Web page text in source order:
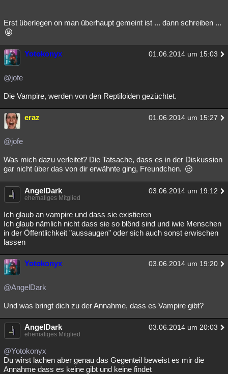
Erst überlegen on man überhaupt gemeint ist ... dann schreiben ...
Yotokonyx 01.06.2014 um 15:03
@jofe
Die Vampire, werden von den Reptiloiden gezüchtet.
eraz 01.06.2014 um 15:27
@jofe
Was mich dazu verleitet? Die Tatsache, dass es in der Diskussion
gar nicht über das von dir erwähnte ging, Freundchen.
AngelDark 03.06.2014 um 19:12
ehemaliges Mitglied
Ich glaub an vampire und dass sie existieren
Ich glaub nämlich nicht dass sie so blönd sind und iwie Menschen
in der Öffentlichkeit "aussaugen" oder sich auch sonst erwischen
lassen
Yotokonyx 03.06.2014 um 19:20
@AngelDark
Und was bringt dich zu der Annahme, dass es Vampire gibt?
AngelDark 03.06.2014 um 20:03
ehemaliges Mitglied
@Yotokonyx
Du wirst lachen aber genau das Gegenteil beweist es mir die
Annahme dass es keine gibt und keine findet